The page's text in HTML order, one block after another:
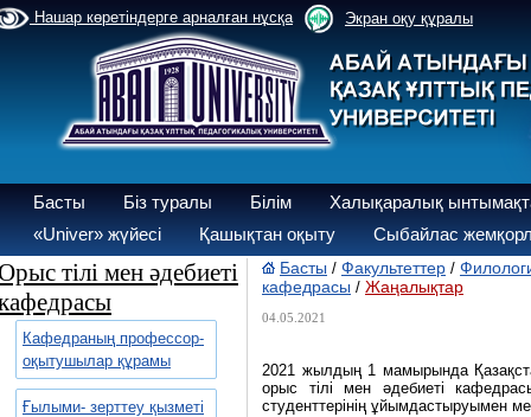
Нашар көретіндерге арналған нұсқа Экран оқу құралы
Басты Біз туралы Білім
Халықаралық
«Univer» жүйесі
Қашықтан оқыту Сыбайлас
тілі мен әдебиеті
Кафедраның профессор-
оқытушылар құрамы
Ғылыми- зерттеу қызметі
Басты / Факультеттер /
кафедрасы / Жаңалықтар
04.05.2021
2021 жылдың 1 мамырында
орыс тілі мен әдебиеті
студенттерінің ұйымдастыруымен